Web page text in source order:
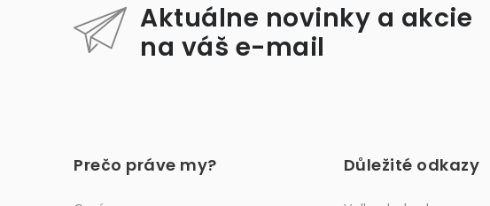
p
Aktuálne novinky a akcie
na váš e-mail
Prečo práve my? Důležité odkazy